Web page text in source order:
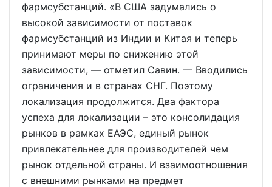
фармсубстанций. «В США задумались о
высокой зависимости от поставок
фармсубстанций из Индии и Китая и теперь
принимают меры по снижению этой
зависимости, — отметил Савин. — Вводились
ограничения и в странах СНГ. Поэтому
локализация продолжится. Два фактора
успеха для локализации – это консолидация
рынков в рамках ЕАЭС, единый рынок
привлекательнее для производителей чем
рынок отдельной страны. И взаимоотношения
с внешними рынками на предмет